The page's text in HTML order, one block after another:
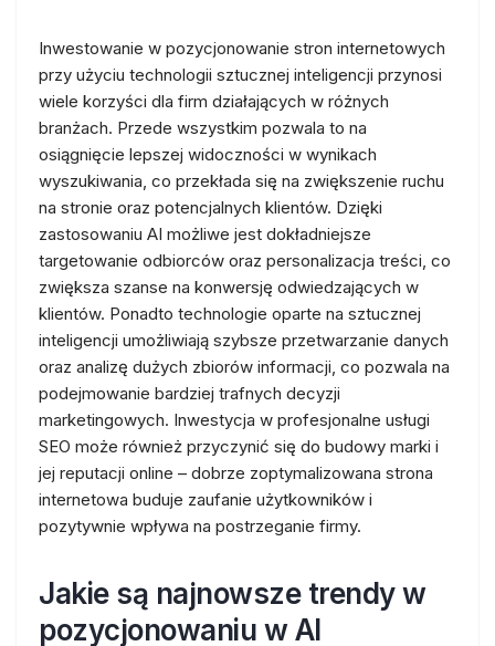
Inwestowanie w pozycjonowanie stron internetowych
przy użyciu technologii sztucznej inteligencji przynosi
wiele korzyści dla firm działających w różnych
branżach. Przede wszystkim pozwala to na
osiągnięcie lepszej widoczności w wynikach
wyszukiwania, co przekłada się na zwiększenie ruchu
na stronie oraz potencjalnych klientów. Dzięki
zastosowaniu AI możliwe jest dokładniejsze
targetowanie odbiorców oraz personalizacja treści, co
zwiększa szanse na konwersję odwiedzających w
klientów. Ponadto technologie oparte na sztucznej
inteligencji umożliwiają szybsze przetwarzanie danych
oraz analizę dużych zbiorów informacji, co pozwala na
podejmowanie bardziej trafnych decyzji
marketingowych. Inwestycja w profesjonalne usługi
SEO może również przyczynić się do budowy marki i
jej reputacji online – dobrze zoptymalizowana strona
internetowa buduje zaufanie użytkowników i
pozytywnie wpływa na postrzeganie firmy.
Jakie są najnowsze trendy w
pozycjonowaniu w AI